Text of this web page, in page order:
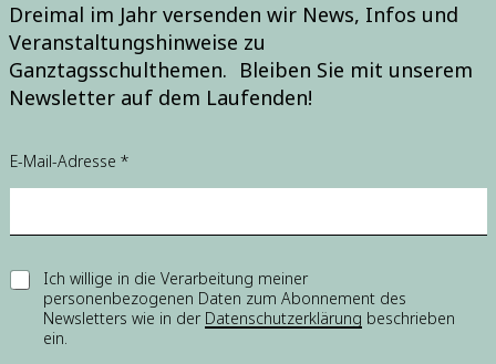
Dreimal im Jahr versenden wir News, Infos und
Veranstaltungshinweise zu
Ganztagsschulthemen. Bleiben Sie mit unserem
Newsletter auf dem Laufenden!
-
M
-
A
E-Mail-Adresse *
E
Ich willige in die Verarbeitung meiner
personenbezogenen Daten zum Abonnement des
Newsletters wie in der Datenschutzerklärung beschrieben
ein.